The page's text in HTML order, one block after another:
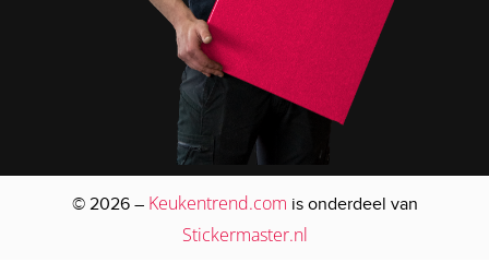
© 2026 – Keukentrend.com is onderdeel van
Stickermaster.nl